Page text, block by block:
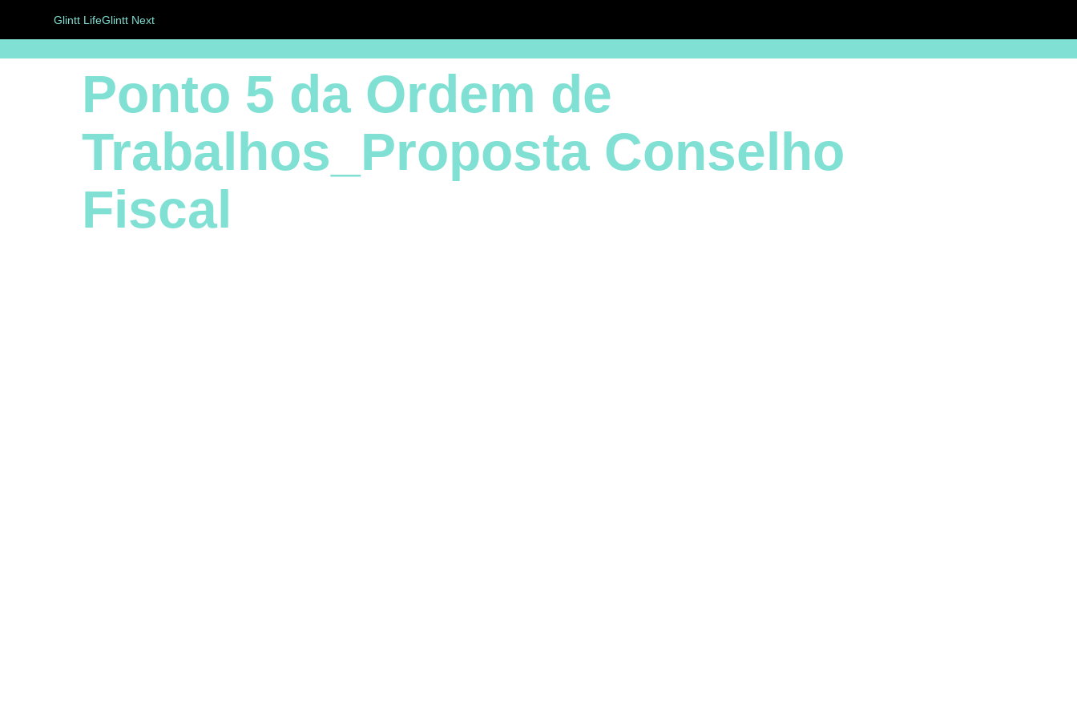
Glintt LifeGlintt Next
Ponto 5 da Ordem de
Trabalhos_Proposta Conselho
Fiscal